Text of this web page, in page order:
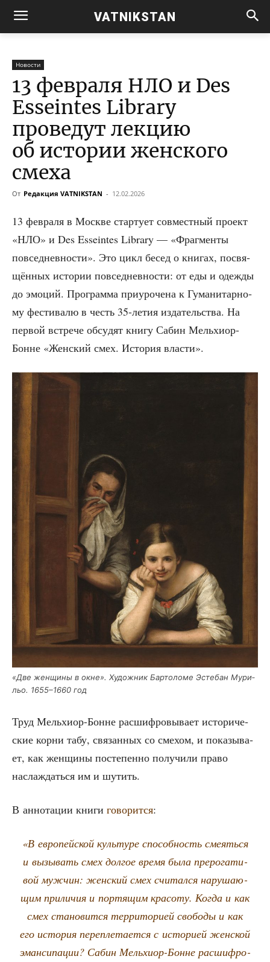
VATNIKSTAN
Новости
13 февраля НЛО и Des
Esseintes Library
проведут лекцию
об истории женского
смеха
От Редакция VATNIKSTAN - 12.02.2026
13 фев­ра­ля в Москве стар­ту­ет сов­мест­ный про­ект
«НЛО» и Des Esseintes Library — «Фраг­мен­ты
повсе­днев­но­сти». Это цикл бесед о кни­гах, посвя­
щён­ных исто­рии повсе­днев­но­сти: от еды и одеж­ды
до эмо­ций. Про­грам­ма при­уро­че­на к Гума­ни­тар­но­
му фести­ва­лю в честь 35-летия изда­тель­ства. На
пер­вой встре­че обсу­дят кни­гу Сабин Мель­хи­ор-
Бонне «Жен­ский смех. Исто­рия власти».
«Две жен­щи­ны в окне». Худож­ник Бар­то­ло­ме Эсте­бан Мури­
льо. 1655–1660 год
Труд Мель­хи­ор-Бонне рас­шиф­ро­вы­ва­ет исто­ри­че­
ские кор­ни табу, свя­зан­ных со сме­хом, и пока­зы­ва­
ет, как жен­щи­ны посте­пен­но полу­чи­ли пра­во
насла­ждать­ся им и шутить.
В анно­та­ции кни­ги гово­рит­ся:
«В евро­пей­ской куль­ту­ре спо­соб­ность сме­ять­ся
и вызы­вать смех дол­гое вре­мя была пре­ро­га­ти­
вой муж­чин: жен­ский смех счи­тал­ся нару­ша­ю­
щим при­ли­чия и пор­тя­щим кра­со­ту. Когда и как
смех ста­но­вит­ся тер­ри­то­ри­ей сво­бо­ды и как
его исто­рия пере­пле­та­ет­ся с исто­ри­ей жен­ской
эман­си­па­ции? Сабин Мель­хи­ор-Бонне рас­шиф­ро­